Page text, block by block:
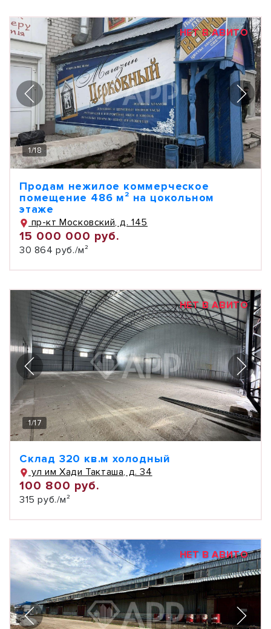
НЕТ В АВИТО
1/18
Продам нежилое коммерческое
помещение 486 м² на цокольном
этаже
пр-кт Московский, д. 145
15 000 000 руб.
30 864 руб./м²
НЕТ В АВИТО
1/17
Склад 320 кв.м холодный
ул им Хади Такташа, д. 34
100 800 руб.
315 руб./м²
НЕТ В АВИТО